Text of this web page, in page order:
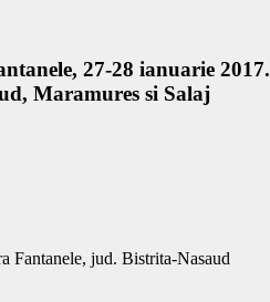
27-28 ianuarie 2017.
Maramures si Salaj
Fantanele, jud. Bistrita-Nasaud